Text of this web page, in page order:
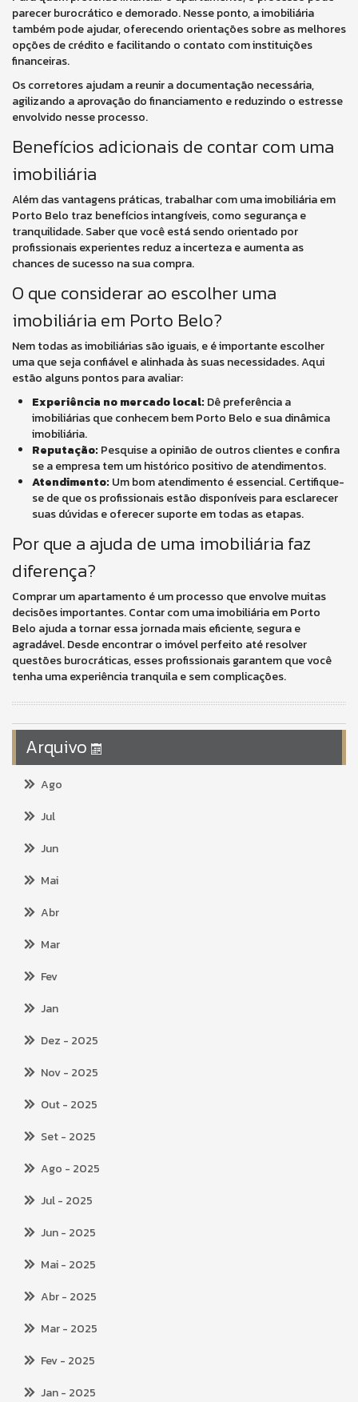
parecer burocrático e demorado. Nesse ponto, a imobiliária
também pode ajudar, oferecendo orientações sobre as melhores
opções de crédito e facilitando o contato com instituições
financeiras.
Os corretores ajudam a reunir a documentação necessária,
agilizando a aprovação do financiamento e reduzindo o estresse
envolvido nesse processo.
Benefícios adicionais de contar com uma
imobiliária
Além das vantagens práticas, trabalhar com uma imobiliária em
Porto Belo traz benefícios intangíveis, como segurança e
tranquilidade. Saber que você está sendo orientado por
profissionais experientes reduz a incerteza e aumenta as
chances de sucesso na sua compra.
O que considerar ao escolher uma
imobiliária em Porto Belo?
Nem todas as imobiliárias são iguais, e é importante escolher
uma que seja confiável e alinhada às suas necessidades. Aqui
estão alguns pontos para avaliar:
Experiência no mercado local: Dê preferência a
imobiliárias que conhecem bem Porto Belo e sua dinâmica
imobiliária.
Reputação: Pesquise a opinião de outros clientes e confira
se a empresa tem um histórico positivo de atendimentos.
Atendimento: Um bom atendimento é essencial. Certifique-
se de que os profissionais estão disponíveis para esclarecer
suas dúvidas e oferecer suporte em todas as etapas.
Por que a ajuda de uma imobiliária faz
diferença?
Comprar um apartamento é um processo que envolve muitas
decisões importantes. Contar com uma imobiliária em Porto
Belo ajuda a tornar essa jornada mais eficiente, segura e
agradável. Desde encontrar o imóvel perfeito até resolver
questões burocráticas, esses profissionais garantem que você
tenha uma experiência tranquila e sem complicações.
Arquivo
Ago
Jul
Jun
Mai
Abr
Mar
Fev
Jan
Dez - 2025
Nov- 2025
Out- 2025
Set- 2025
Ago - 2025
Jul- 2025
Jun- 2025
Mai- 2025
Abr- 2025
Mar- 2025
Fev- 2025
Jan- 2025